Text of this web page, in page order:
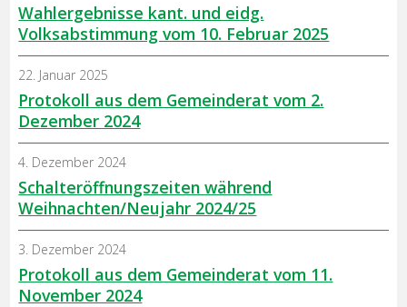
Wahlergebnisse kant. und eidg.
Volksabstimmung vom 10. Februar 2025
Protokoll aus dem Gemeinderat vom 2.
Dezember 2024
22. Januar 2025
Schalteröffnungszeiten während
Weihnachten/Neujahr 2024/25
4. Dezember 2024
Protokoll aus dem Gemeinderat vom 11.
November 2024
3. Dezember 2024